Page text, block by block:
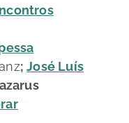
;José Luís